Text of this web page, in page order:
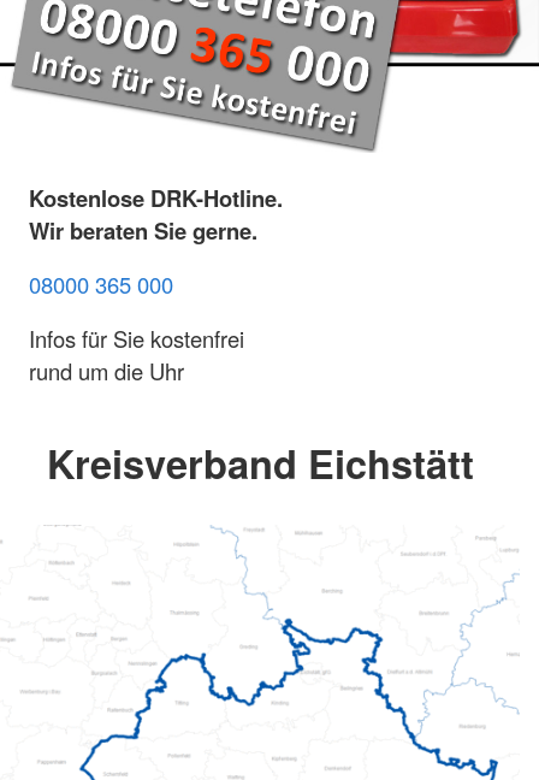
Kostenlose DRK-Hotline.
Wir beraten Sie gerne.
08000 365 000
Infos für Sie kostenfrei
rund um die Uhr
Kreisverband Eichstätt